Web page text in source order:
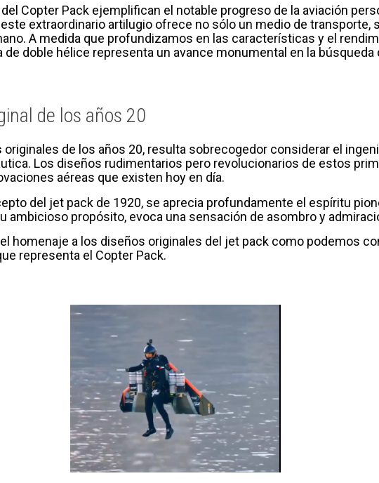
Copter Pack ejemplifican el notable progreso de la aviación
extraordinario artilugio ofrece no sólo un medio de transporte,
A medida que profundizamos en las características y el
doble hélice representa un avance monumental en la búsqueda
de los años 20
de los años 20, resulta sobrecogedor considerar el
Los diseños rudimentarios pero revolucionarios de estos
aéreas que existen hoy en día.
del jet pack de 1920, se aprecia profundamente el espíritu
ambicioso propósito, evoca una sensación de asombro y
homenaje a los diseños originales del jet pack como podemos
representa el Copter Pack.